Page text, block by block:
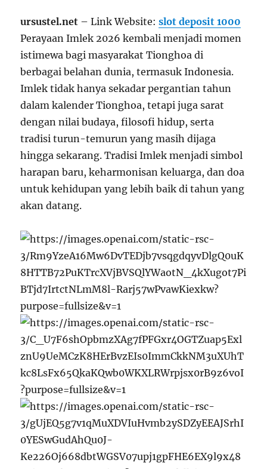
ursustel.net – Link Website:slot deposit 1000
Perayaan Imlek 2026 kembali menjadi momen
istimewa bagi masyarakat Tionghoa di
berbagai belahan dunia, termasuk Indonesia.
Imlek tidak hanya sekadar pergantian tahun
dalam kalender Tionghoa, tetapi juga sarat
dengan nilai budaya, filosofi hidup, serta
tradisi turun-temurun yang masih dijaga
hingga sekarang. Tradisi Imlek menjadi simbol
harapan baru, keharmonisan keluarga, dan doa
untuk kehidupan yang lebih baik di tahun yang
akan datang.